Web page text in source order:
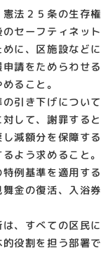
法２５条の生存
セーフティネッ
めに、区施設など
請をためらわせ
ること。
引き下げについ
して、謝罪する
減額分を保障す
よう求めること。
例基準を適用す
金の復活、入浴
、すべての区民
的役割を担う部署